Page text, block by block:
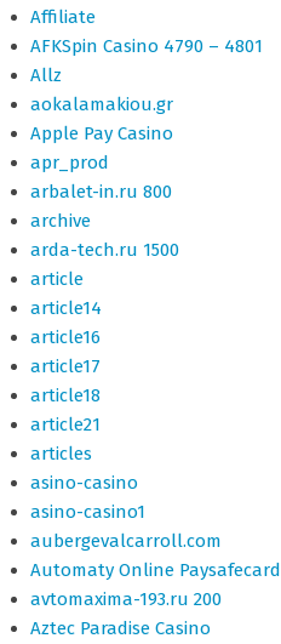
Affiliate
AFKSpin Casino 4790 – 4801
Allz
aokalamakiou.gr
Apple Pay Casino
apr_prod
arbalet-in.ru 800
archive
arda-tech.ru 1500
article
article14
article16
article17
article18
article21
articles
asino-casino
asino-casino1
aubergevalcarroll.com
Automaty Online Paysafecard
avtomaxima-193.ru 200
Aztec Paradise Casino